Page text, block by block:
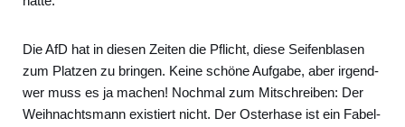
Die AfD hat in die­sen Zei­ten die Pflicht, die­se Sei­fen­bla­sen
zum Plat­zen zu brin­gen. Kei­ne schö­ne Auf­ga­be, aber irgend­
wer muss es ja machen! Noch­mal zum Mit­schrei­ben: Der
Weih­nachts­mann exis­tiert nicht. Der Oster­ha­se ist ein Fabel­